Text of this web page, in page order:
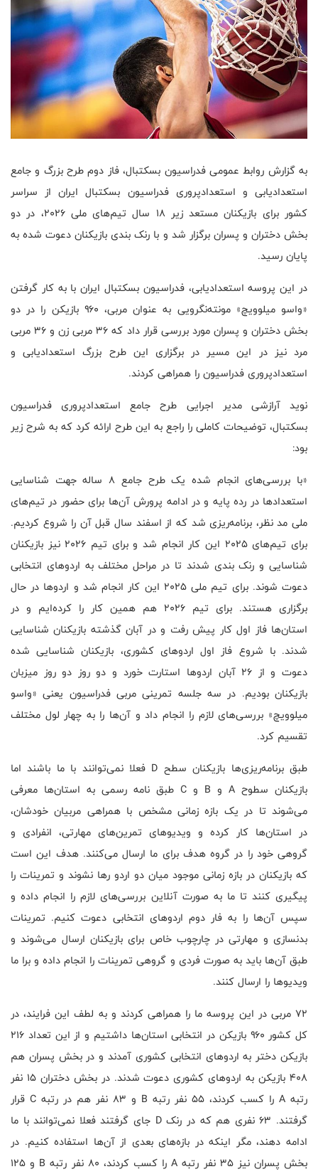
به گزارش روابط عمومی فدراسیون بسکتبال، فاز دوم طرح بزرگ و جامع
استعدادیابی و استعدادپروری فدراسیون بسکتبال ایران از سراسر
کشور برای بازیکنان مستعد زیر ۱۸ سال تیم‌های ملی ۲۰۲۶، در دو
بخش دختران و پسران برگزار شد و با رنک بندی بازیکنان دعوت شده به
پایان رسید.
در این پروسه استعدادیابی، فدراسیون بسکتبال ایران با به کار گرفتن
«واسو میلوویچ» مونته‌نگرویی به عنوان مربی، ۹۶۰ بازیکن را در دو
بخش دختران و پسران مورد بررسی قرار داد که ۳۶ مربی زن و ۳۶ مربی
مرد نیز در این مسیر در برگزاری این طرح بزرگ استعدادیابی و
استعدادپروری فدراسیون را همراهی کردند.
نوید آرازشی مدیر اجرایی طرح جامع استعدادپروری فدراسیون
بسکتبال، توضیحات کاملی را راجع به این طرح ارا‌ئه کرد که به شرح زیر
بود:
«با بررسی‌های انجام شده یک طرح جامع ۸ ساله جهت شناسایی
استعدادها در رده پایه و در ادامه پرورش‌ آن‌ها برای حضور در تیم‌های
ملی مد نظر، برنامه‌ریزی شد که از اسفند سال قبل آن را شروع کردیم.
برای تیم‌های ۲۰۲۵ این کار انجام شد و برای تیم ۲۰۲۶ نیز بازیکنان
شناسایی و رنک بندی شدند تا در مراحل مختلف به اردوهای انتخابی
دعوت شوند. برای تیم ملی ۲۰۲۵ این کار انجام شد و اردوها در حال
برگزاری هستند. برای تیم ۲۰۲۶ هم همین کار را کرده‌ایم و در
استان‌ها فاز اول کار پیش رفت و در آبان گذشته بازیکنان شناسایی
شدند. با شروع فاز اول اردوهای کشوری، بازیکنان شناسایی شده
دعوت و از ۲۶ آبان اردوها استارت خورد و دو روز دو روز میزبان
بازیکنان بودیم. در سه جلسه تمرینی مربی فدراسیون یعنی «واسو
میلوویچ» بررسی‌های لازم را انجام داد و آن‌ها را به چهار لول مختلف
تقسیم کرد.
طبق برنامه‌ریزی‌ها بازیکنان سطح D فعلا نمی‌توانند با ما باشند اما
بازیکنان سطوح A و B و C طبق نامه رسمی به استان‌ها معرفی
می‌شوند تا در یک بازه زمانی مشخص با همراهی مربیان خودشان،
در استان‌ها کار کرده و ویدیوهای تمرین‌های مهارتی، انفرادی و
گروهی خود را در گروه هدف برای ما ارسال می‌کنند. هدف این است
که بازیکنان در بازه زمانی موجود میان دو اردو رها نشوند و تمرینات را
پیگیری کنند تا ما به صورت آنلاین بررسی‌های لازم را انجام داده و
سپس آن‌ها را به فار دوم اردوهای انتخابی دعوت کنیم. تمرینات
بدنسازی و مهارتی در چارچوب خاص برای بازیکنان ارسال می‌شوند و
طبق آن‌ها باید به صورت فردی و گروهی تمرینات را انجام داده و برا ما
ویدیوها را ارسال کنند.
۷۲ مربی در این پروسه ما را همراهی کردند و به لطف این فرایند، در
کل کشور ۹۶۰ بازیکن در انتخابی استان‌ها داشتیم و از این تعداد ۲۱۶
بازیکن دختر به اردوهای انتخابی کشوری آمدند و در بخش پسران هم
۴۰۸ بازیکن به اردوهای کشوری دعوت شدند. در بخش دختران ۱۵ نفر
رتبه A را کسب کردند، ۵۵ نفر رتبه B و ۸۳ نفر هم در رتبه C قرار
گرفتند. ۶۳ نفری هم که در رنک D جای گرفتند فعلا نمی‌توانند با ما
ادامه دهند، مگر اینکه در بازه‌های بعدی از آن‌ها استفاده کنیم. در
بخش پسران نیز ۳۵ نفر رتبه A را کسب کردند، ۸۰ نفر رتبه B و ۱۲۵